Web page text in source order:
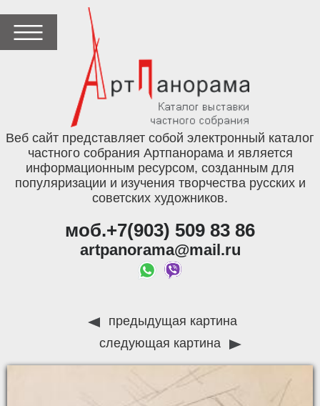
Веб сайт представляет собой электронный каталог
частного собрания Артпанорама и является
информационным ресурсом, созданным для
популяризации и изучения творчества русских и
советских художников.
моб.+7(903) 509 83 86
artpanorama@mail.ru
предыдущая картина
следующая картина